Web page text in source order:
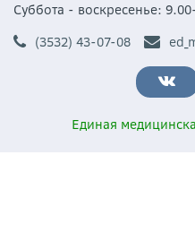
Суббота - воскресенье:
(3532) 43-07-08
Единая